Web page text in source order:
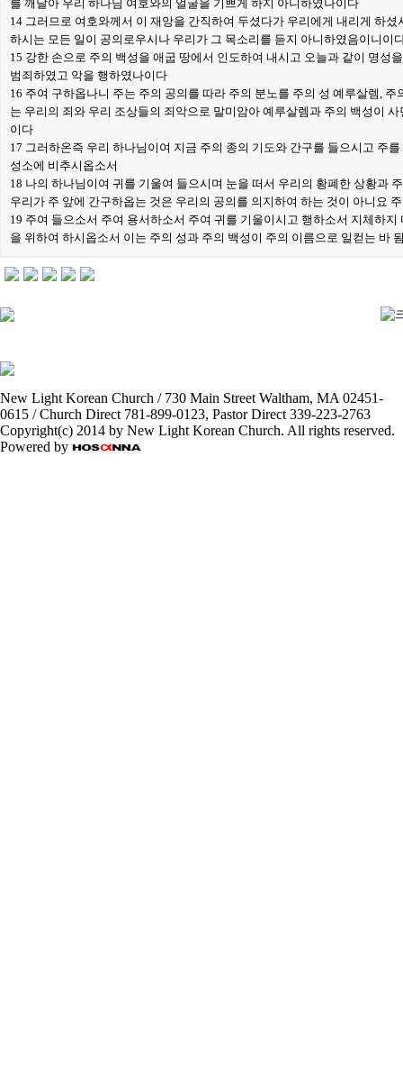
를 깨달아 우리 하나님 여호와의 얼굴을 기쁘게 하지 아니하였나이다
14 그러므로 여호와께서 이 재앙을 간직하여 두셨다가 우리에게 내리게 하
하시는 모든 일이 공의로우시나 우리가 그 목소리를 듣지 아니하였음이니이
15 강한 손으로 주의 백성을 애굽 땅에서 인도하여 내시고 오늘과 같이 명성
범죄하였고 악을 행하였나이다
16 주여 구하옵나니 주는 주의 공의를 따라 주의 분노를 주의 성 예루살렘,
는 우리의 죄와 우리 조상들의 죄악으로 말미암아 예루살렘과 주의 백성이
이다
17 그러하온즉 우리 하나님이여 지금 주의 종의 기도와 간구를 들으시고 주
성소에 비추시옵소서
18 나의 하나님이여 귀를 기울여 들으시며 눈을 떠서 우리의 황폐한 상황과
우리가 주 앞에 간구하옵는 것은 우리의 공의를 의지하여 하는 것이 아니요
19 주여 들으소서 주여 용서하소서 주여 귀를 기울이시고 행하소서 지체하
을 위하여 하시옵소서 이는 주의 성과 주의 백성이 주의 이름으로 일컫는 바
New Light Korean Church / 730 Main Street Waltham, MA 02451-
0615 / Church Direct 781-899-0123, Pastor Direct 339-223-2763
Copyright(c) 2014 by New Light Korean Church. All rights reserved.
Powered by